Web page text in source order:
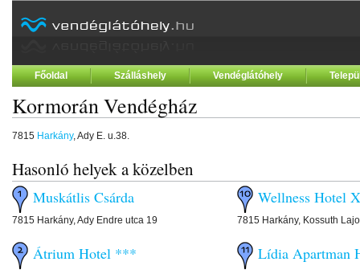
Főoldal Szálláshely Vendéglátóhely
Kormorán Vendégház
7815 Harkány, Ady E. u.38.
Hasonló helyek a közelben
Muskátlis Csárda
7815 Harkány, Ady Endre utca 19
Átrium Hotel ***
Wellness Hotel
7815 Harkány, Kossuth
Lídia Apartman